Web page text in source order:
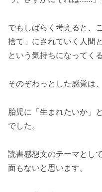
でもしばらく考えると、
捨て」にされていく人間
という気持ちになってくる
そのぞわっとした感覚は
胎児に「生まれたいか」
でした。
読書感想文のテーマとし
面もないと思います。